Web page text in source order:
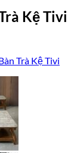
Kệ
Trà Kệ Tivi